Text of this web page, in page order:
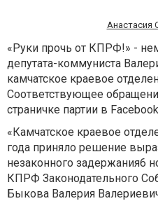
Анастасия
«Руки прочь от КПРФ!» -
депутата-коммуниста
камчатское краевое
Соответствующее
страничке партии в
«Камчатское краевое
года приняло решение
незаконного задержания6
КПРФ Законодательного
Быкова Валерия